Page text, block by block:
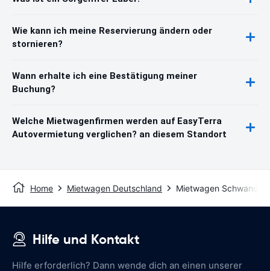
Wie kann ich meine Reservierung ändern oder
stornieren?
Wann erhalte ich eine Bestätigung meiner
Buchung?
Welche Mietwagenfirmen werden auf EasyTerra
Autovermietung verglichen? an diesem Standort
Home Mietwagen Deutschland Mietwagen Schwandorf
Hilfe und Kontakt
Hilfe erforderlich? Dann wende dich an einen unserer